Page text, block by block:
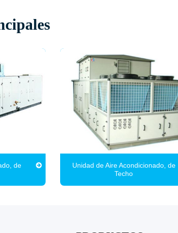
de
Unidad de Aire Acondicionado, de
Techo